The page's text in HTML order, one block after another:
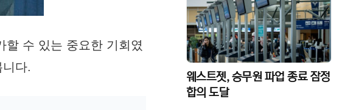
할 수 있는 중요한 기회였
다.
웨스트젯, 승무원 파업 종료 잠정
합의 도달